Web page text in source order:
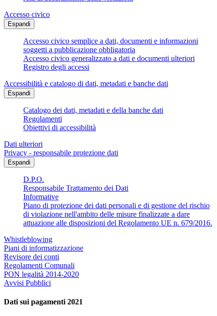
Accesso civico
Espandi
Accesso civico semplice a dati, documenti e informazioni
soggetti a pubblicazione obbligatoria
Accesso civico generalizzato a dati e documenti ulteriori
Registro degli accessi
Accessibilità e catalogo di dati, metadati e banche dati
Espandi
Catalogo dei dati, metadati e della banche dati
Regolamenti
Obiettivi di accessibilità
Dati ulteriori
Privacy - responsabile protezione dati
Espandi
D.P.O.
Responsabile Trattamento dei Dati
Informative
Piano di protezione dei dati personali e di gestione del rischio
di violazione nell'ambito delle misure finalizzate a dare
attuazione alle disposizioni del Regolamento UE n. 679/2016.
Whistleblowing
Piani di informatizzazione
Revisore dei conti
Regolamenti Comunali
PON legalità 2014-2020
Avvisi Pubblici
Dati sui pagamenti 2021